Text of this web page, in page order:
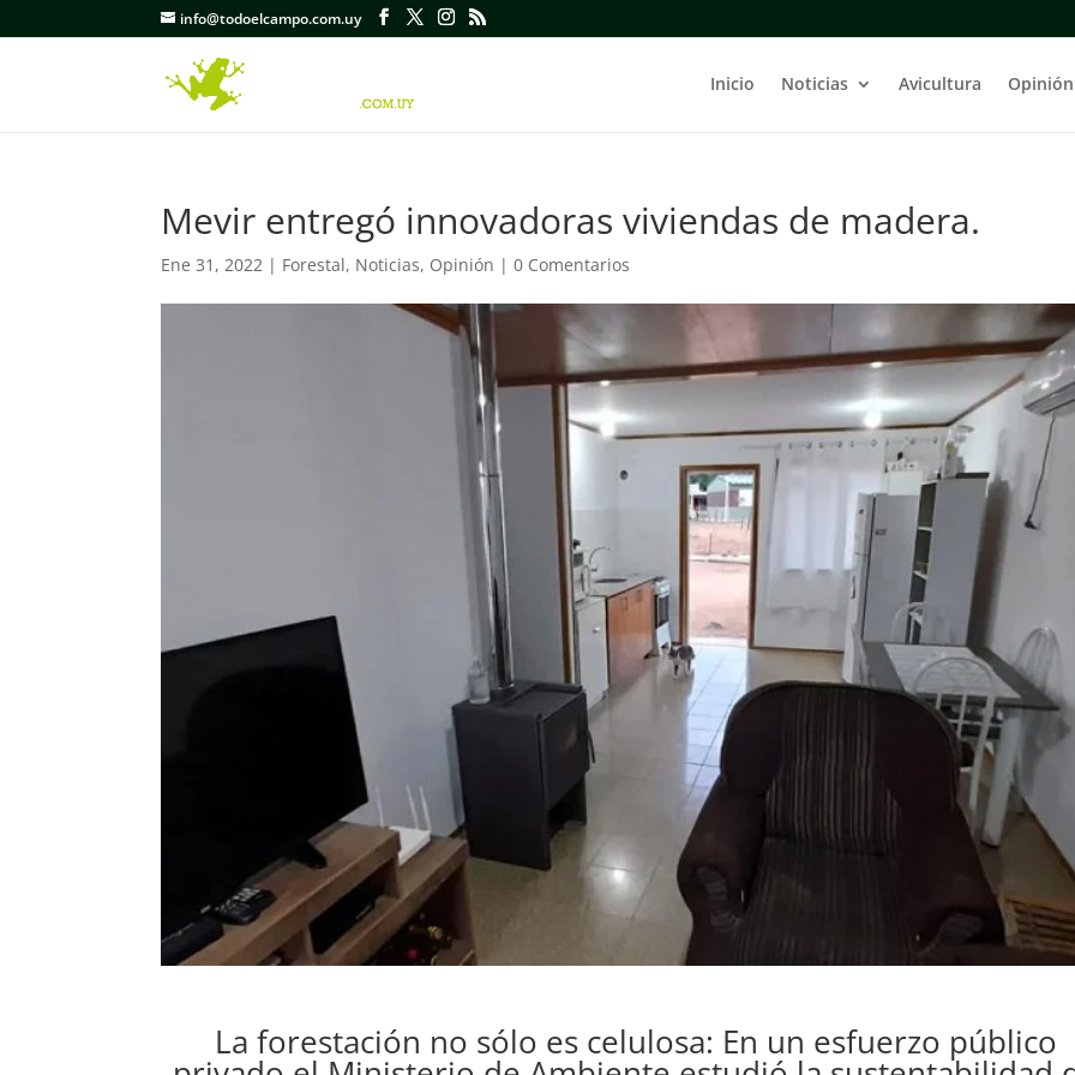
info@todoelcampo.com.uy
Inicio Noticias Avicultura Opinión
Mevir entregó innovadoras viviendas de madera.
Ene 31, 2022 | Forestal, Noticias, Opinión |0 Comentarios
La forestación no sólo es celulosa: En un esfuerzo público